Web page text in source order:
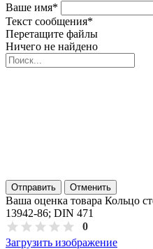
Ваше имя*
Текст сообщения*
Перетащите файлы
Ничего не найдено
Отправить Отменить
Ваша оценка товара Кольцо
13942-86; DIN 471
0
Загрузить изображение